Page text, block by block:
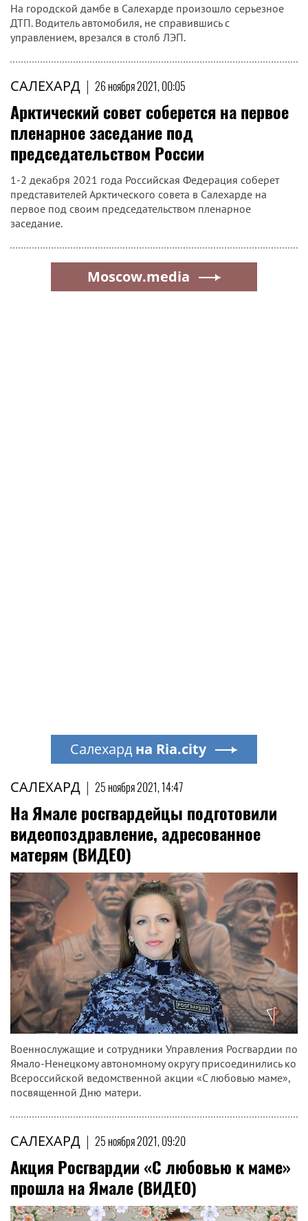
На городской дамбе в Салехарде произошло серьезное
ДТП. Водитель автомобиля, не справившись с
управлением, врезался в столб ЛЭП.
САЛЕХАРД | 26 ноября 2021, 00:05
Арктический совет соберется на первое
пленарное заседание под
председательством России
1-2 декабря 2021 года Российская Федерация соберет
представителей Арктического совета в Салехарде на
первое под своим председательством пленарное
заседание.
САЛЕХАРД | 25 ноября 2021, 14:47
На Ямале росгвардейцы подготовили
видеопоздравление, адресованное
матерям (ВИДЕО)
Военнослужащие и сотрудники Управления Росгвардии по
Ямало-Ненецкому автономному округу присоединились ко
Всероссийской ведомственной акции «С любовью маме»,
посвященной Дню матери.
САЛЕХАРД | 25 ноября 2021, 09:20
Акция Росгвардии «С любовью к маме»
прошла на Ямале (ВИДЕО)
Moscow.media
Салехард на Ria.city